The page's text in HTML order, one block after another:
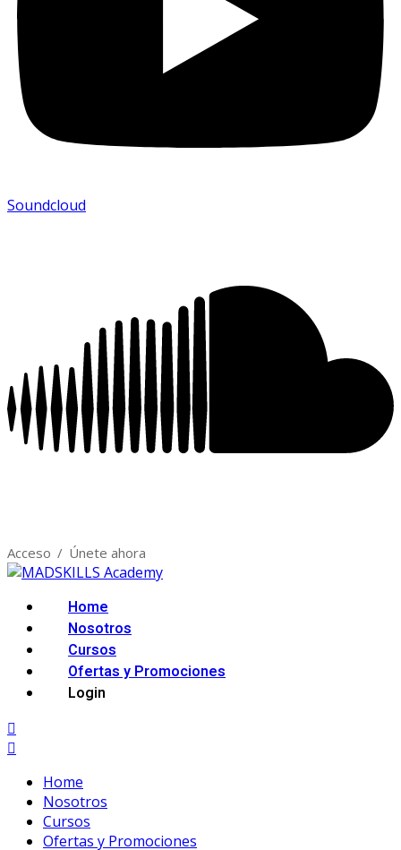
Soundcloud
Acceso / Únete ahora
Home
Nosotros
Cursos
Ofertas y Promociones
Login
Home
Nosotros
Cursos
Ofertas y Promociones